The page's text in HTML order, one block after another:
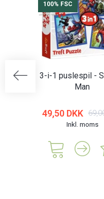
100% FSC
3-i-1 puslespil -
Man
49,50 DKK
Inkl. moms